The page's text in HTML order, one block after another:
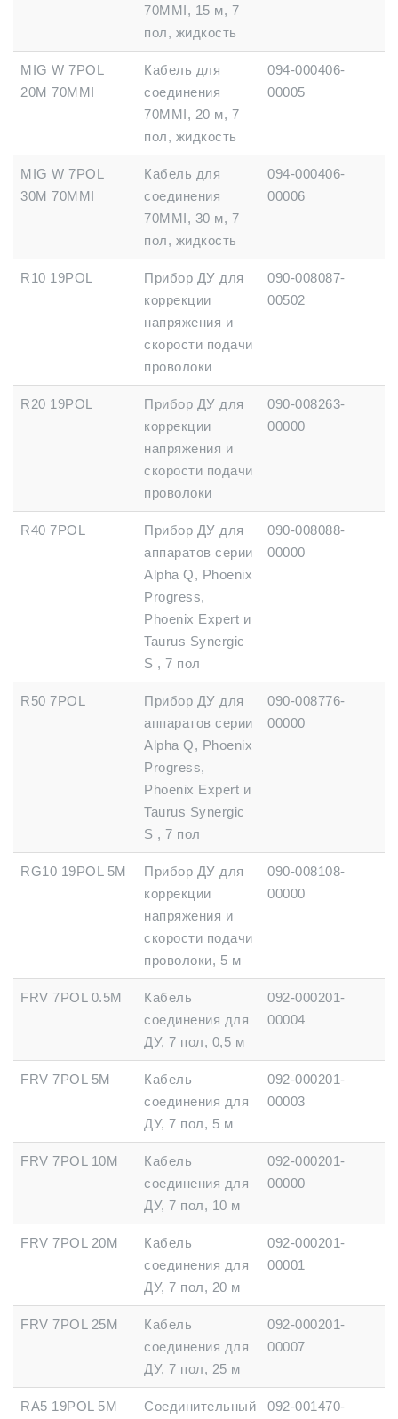
70MMІ, 15 м, 7
пол, жидкость
MIG W 7POL
20M 70MMІ
Кабель для
соединения
70MMІ, 20 м, 7
пол, жидкость
094-000406-
00005
MIG W 7POL
30M 70MMІ
Кабель для
соединения
70MMІ, 30 м, 7
пол, жидкость
094-000406-
00006
R10 19POL
Прибор ДУ для
коррекции
напряжения и
скорости подачи
проволоки
090-008087-
00502
R20 19POL
Прибор ДУ для
коррекции
напряжения и
скорости подачи
проволоки
090-008263-
00000
R40 7POL
Прибор ДУ для
аппаратов серии
Alpha Q, Phoenix
Progress,
Phoenix Expert и
Taurus Synergic
S , 7 пол
090-008088-
00000
R50 7POL
Прибор ДУ для
аппаратов серии
Alpha Q, Phoenix
Progress,
Phoenix Expert и
Taurus Synergic
S , 7 пол
090-008776-
00000
RG10 19POL 5M
Прибор ДУ для
коррекции
напряжения и
скорости подачи
проволоки, 5 м
090-008108-
00000
FRV 7POL 0.5М
Кабель
соединения для
ДУ, 7 пол, 0,5 м
092-000201-
00004
FRV 7POL 5М
Кабель
соединения для
ДУ, 7 пол, 5 м
092-000201-
00003
FRV 7POL 10М
Кабель
соединения для
ДУ, 7 пол, 10 м
092-000201-
00000
FRV 7POL 20М
Кабель
соединения для
ДУ, 7 пол, 20 м
092-000201-
00001
FRV 7POL 25М
Кабель
соединения для
ДУ, 7 пол, 25 м
092-000201-
00007
RA5 19POL 5M Соединительный 092-001470-